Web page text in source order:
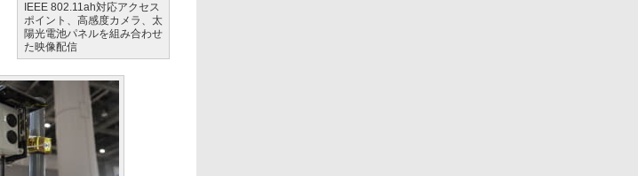
IEEE 802.11ah対応アクセス
ポイント、高感度カメラ、太
陽光電池パネルを組み合わせ
た映像配信